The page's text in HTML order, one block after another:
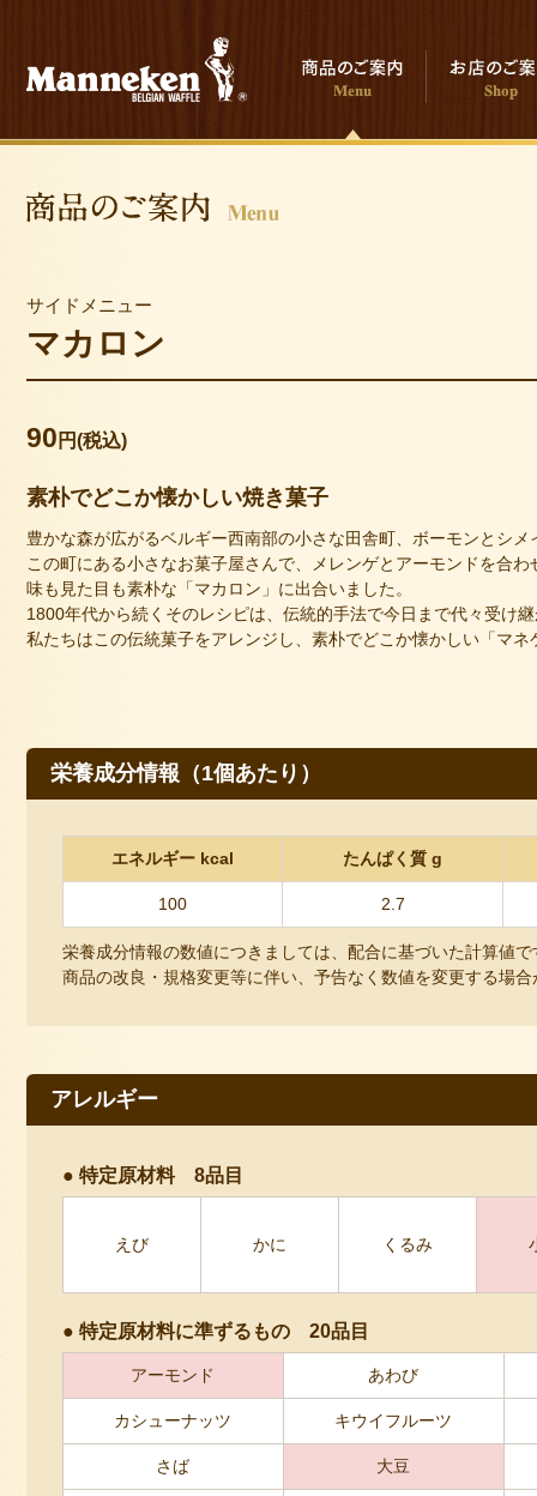
サイドメニュー
マカロン
90 円(税込)
素朴でどこか懐かしい焼き菓子
豊かな森が広がるベルギー西南部の小さな田舎町、ボーモンとシメ
この町にある小さなお菓子屋さんで、メレンゲとアーモンドを合わ
味も見た目も素朴な「マカロン」に出合いました。
1800年代から続くそのレシピは、伝統的手法で今日まで代々受け
私たちはこの伝統菓子をアレンジし、素朴でどこか懐かしい「マ
栄養成分情報（1個あたり）
エネルギー kcal たんぱく質 g
100 2.7
栄養成分情報の数値につきましては、配合に基づいた計算値で
商品の改良・規格変更等に伴い、予告なく数値を変更する場
アレルギー
特定原材料 8品目
えび かに くるみ
特定原材料に準ずるもの 20品目
アーモンド あわび
カシューナッツ キウイフルーツ
さば 大豆